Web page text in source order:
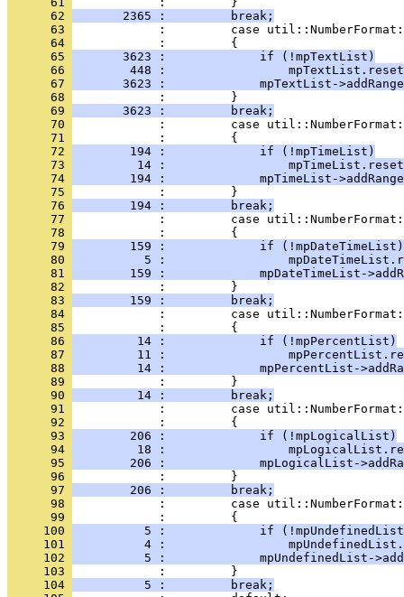
      62
       2365 :         break;
      63
      64
      65
       3623 :             if (!mpTextList)
      66
448 :
      67
3623 :             mpTextList-
      68
      69
       3623 :         break;
      70
      71
      72
        194 :             if (!mpTimeList)
      73
14 :
      74
194 :             mpTimeList-
      75
      76
        194 :         break;
      77
      78
      79
        159 :             if (!mpDateTimeList)
      80
5 :
      81
159 :             mpDateTimeList-
      82
      83
        159 :         break;
      84
      85
      86
         14 :             if (!mpPercentList)
      87
11 :
      88
14 :             mpPercentList-
      89
      90
         14 :         break;
      91
      92
      93
        206 :             if (!mpLogicalList)
      94
18 :
      95
206 :             mpLogicalList-
      96
      97
        206 :         break;
      98
      99
     100
5 :             if
     101
4 :
     102
5 :             mpUndefinedList-
     103
     104
          5 :         break;